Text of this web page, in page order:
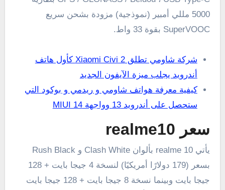
5000 مللي أمبير (نموذجية) مزودة بشحن سريع
SuperVOOC بقوة 33 واط.
شركة شاومي تطلق Xiaomi Civi 2 كأول هاتف
أندرويد يجلب ميزة الآيفون الجديد
كيفية معرفة هواتف شاومي و ريدمي و بوكود التي
ستحصل على أندرويد 13 وواجهة MIUI 14
سعر realme10
يأتي realme 10 بألوان Clash White و Rush Black
بسعر (179 دولارًا أمريكيًا) لنسخة 4 جيجا بايت + 128
جيجا بايت وبينما نسخة 8 جيجا بايت + 128 جيجا بايت